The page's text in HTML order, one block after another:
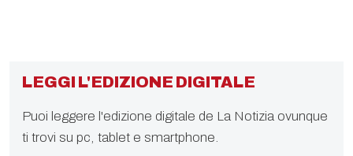
LEGGI L'EDIZIONE DIGITALE
Puoi leggere l'edizione digitale de La Notizia ovunque
ti trovi su pc, tablet e smartphone.